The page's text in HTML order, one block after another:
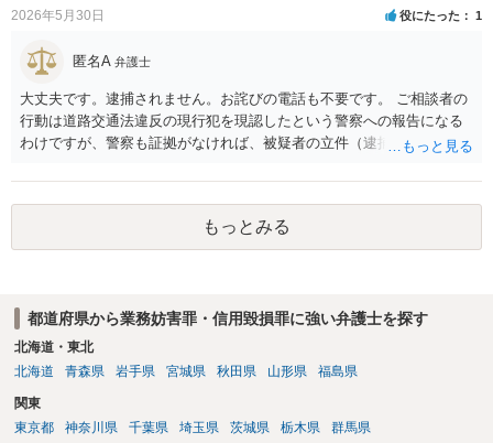
2026年5月30日 役にたった 1
匿名A 弁護士
大丈夫です。逮捕されません。お詫びの電話も不要です。 ご相談者の
行動は道路交通法違反の現行犯を現認したという警察への報告になる
わけですが、警察も証拠がなければ、被疑者の立件（逮捕や起訴）で
ますが、それは、警察官が現認しているからです。 もちろん防犯カメ
ラなどで撮影されていれば、証拠の確保はできるかもしれませんが、
土地柄で防犯カメラがあまりない場所ですと、結局、立件できないと
うことになります。 次からは、スマホでビデオ撮影して、通報すると
もっとみる
都道府県から業務妨害罪・信用毀損罪に強い弁護士を探す
北海道・東北
北海道
青森県 岩手県 宮城県 秋田県 山形県 福島県
関東
東京都
神奈川県 千葉県 埼玉県 茨城県 栃木県 群馬県